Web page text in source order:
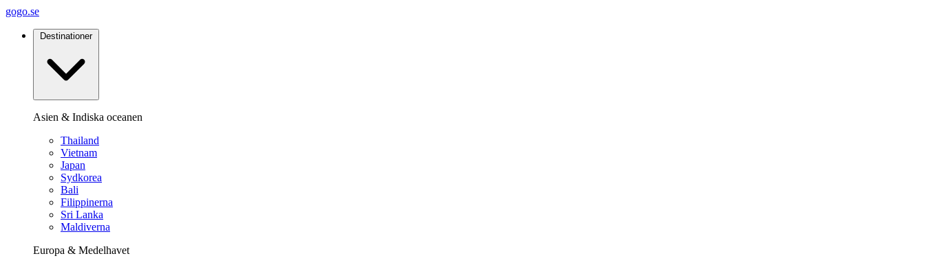
gogo.se
Destinationer
Asien & Indiska oceanen
Thailand
Vietnam
Japan
Sydkorea
Bali
Filippinerna
Sri Lanka
Maldiverna
Europa & Medelhavet